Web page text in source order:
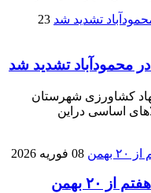
23
محمودآباد تشدید شد
کشاورزی شهرستان
اساسی دراین
08 فوریه 2026
بهمن